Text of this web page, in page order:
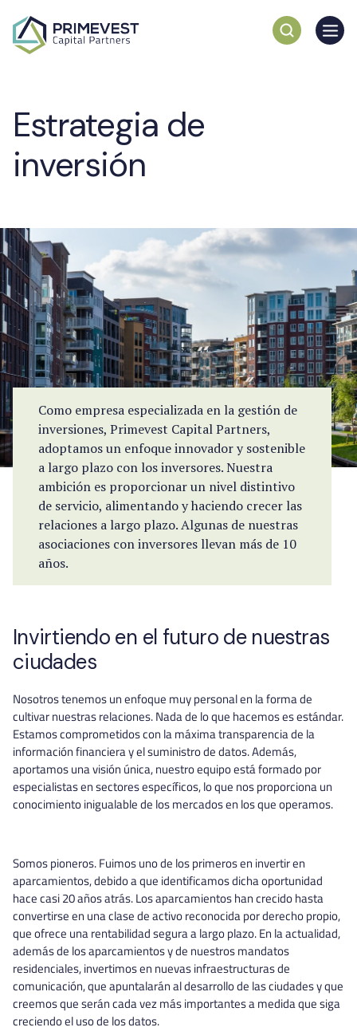
Estrategia de
inversión
Como empresa especializada en la gestión de
inversiones, Primevest Capital Partners,
adoptamos un enfoque innovador y sostenible
a largo plazo con los inversores. Nuestra
ambición es proporcionar un nivel distintivo
de servicio, alimentando y haciendo crecer las
relaciones a largo plazo. Algunas de nuestras
asociaciones con inversores llevan más de 10
años.
Invirtiendo en el futuro de nuestras
ciudades
Nosotros tenemos un enfoque muy personal en la forma de
cultivar nuestras relaciones. Nada de lo que hacemos es estándar.
Estamos comprometidos con la máxima transparencia de la
información financiera y el suministro de datos. Además,
aportamos una visión única, nuestro equipo está formado por
especialistas en sectores específicos, lo que nos proporciona un
conocimiento inigualable de los mercados en los que operamos.
Somos pioneros. Fuimos uno de los primeros en invertir en
aparcamientos, debido a que identificamos dicha oportunidad
hace casi 20 años atrás. Los aparcamientos han crecido hasta
convertirse en una clase de activo reconocida por derecho propio,
que ofrece una rentabilidad segura a largo plazo. En la actualidad,
además de los aparcamientos y de nuestros mandatos
residenciales, invertimos en nuevas infraestructuras de
comunicación, que apuntalarán al desarrollo de las ciudades y que
creemos que serán cada vez más importantes a medida que siga
creciendo el uso de los datos.